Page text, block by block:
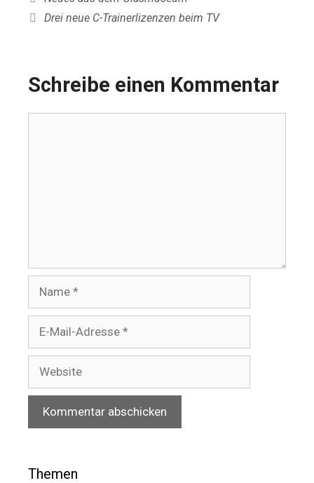
Drei neue C-Trainerlizenzen beim TV
Schreibe einen Kommentar
Adresse
Themen